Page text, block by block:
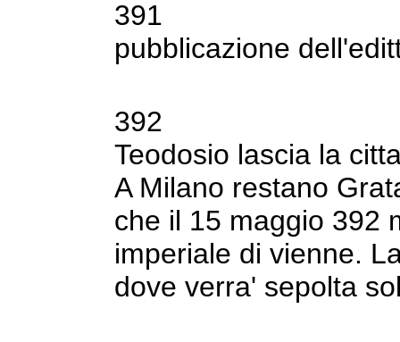
391
pubblicazione
392
Teodosio lascia la
A Milano restano
che il 15 maggio 392
imperiale di vienne.
dove verra' sepolta